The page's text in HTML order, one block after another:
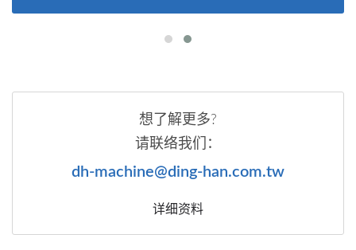
想了解更多?
请联络我们：
dh-machine@ding-han.com.tw
详细资料